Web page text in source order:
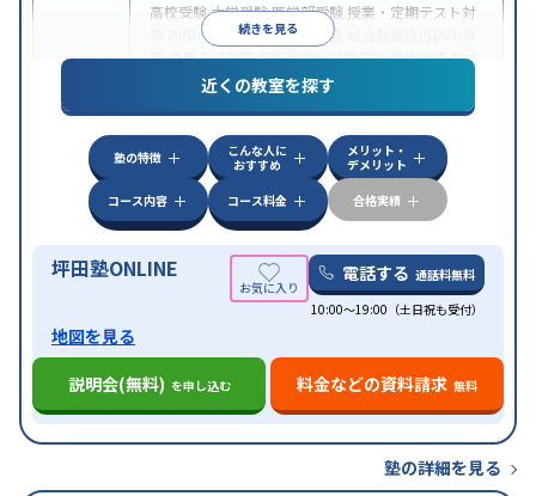
続きを見る
高校受験大学受験医学部受験 授業・定期テスト対
内申点対策学習習慣の定着
策推薦入試対策学校別特化対策国公立大対策私大
共通テスト対策英検(英語検定)対策
その
特徴
中高一貫校生に対応授業の振替可能 不登校生に対
学習にPC・タブレットを利用オンライン対応
科目から受講可能季節講習のみの受講可発達障害
の子どもに対応
近くの教室を探す
塾の特徴
こんな人に
おすすめ
メリット・
デメリット
コース内容
コース料金 合格実績
坪田塾ONLINE 電話する 通話料無料
10:00～19:00（土日祝も受付）
地図を見る
説明会(無料) を申し込む 料金などの資料請求 無料
塾の詳細を見る